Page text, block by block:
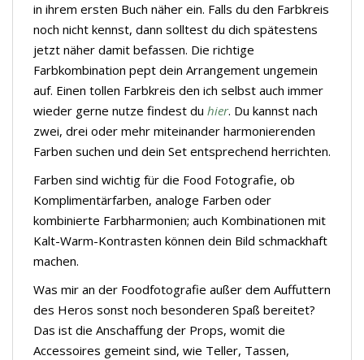
in ihrem ersten Buch näher ein. Falls du den Farbkreis
noch nicht kennst, dann solltest du dich spätestens
jetzt näher damit befassen. Die richtige
Farbkombination pept dein Arrangement ungemein
auf. Einen tollen Farbkreis den ich selbst auch immer
wieder gerne nutze findest du hier. Du kannst nach
zwei, drei oder mehr miteinander harmonierenden
Farben suchen und dein Set entsprechend herrichten.
Farben sind wichtig für die Food Fotografie, ob
Komplimentärfarben, analoge Farben oder
kombinierte Farbharmonien; auch Kombinationen mit
Kalt-Warm-Kontrasten können dein Bild schmackhaft
machen.
Was mir an der Foodfotografie außer dem Auffuttern
des Heros sonst noch besonderen Spaß bereitet?
Das ist die Anschaffung der Props, womit die
Accessoires gemeint sind, wie Teller, Tassen,